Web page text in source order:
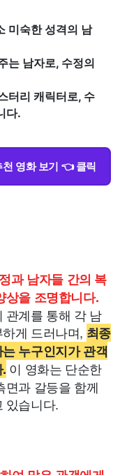
미숙한 성격의 남
는 남자로, 수정의
터리 캐릭터로, 수
다.
영화 보기 👈 클릭
과 남자들 간의 복
상을 조명합니다.
관계를 통해 각 남
게 드러나며, 최종
누구인지가 관객
이 영화는 단순한
면과 갈등을 함께
있습니다.